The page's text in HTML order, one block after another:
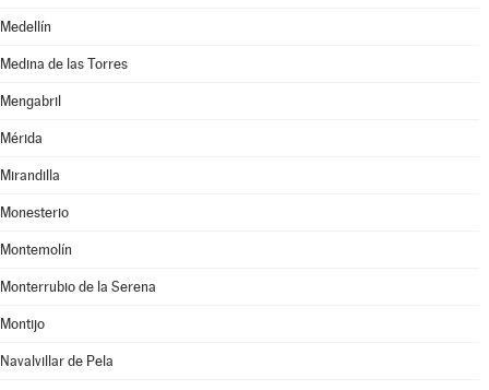
Medellín
Medina de las Torres
Mengabril
Mérida
Mirandilla
Monesterio
Montemolín
Monterrubio de la Serena
Montijo
Navalvillar de Pela